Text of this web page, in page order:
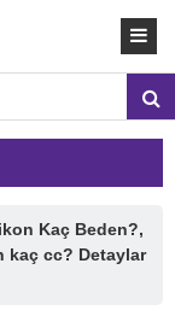
Kaç Beden?,
kaç cc? Detaylar